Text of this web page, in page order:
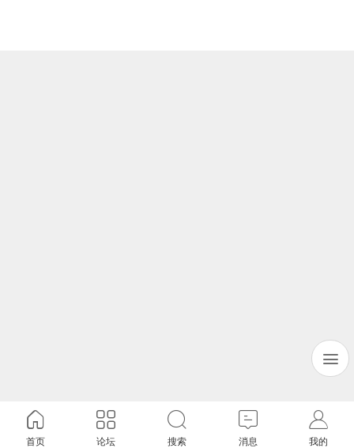
首页 论坛 搜索 消息 我的